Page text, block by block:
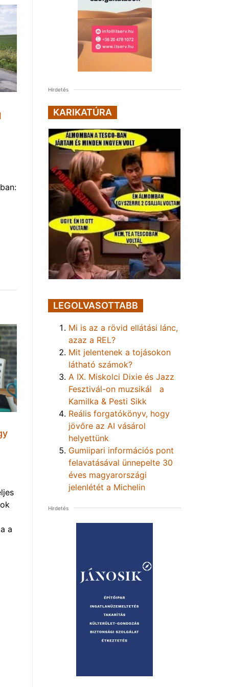
a
Hirdetés
KARIKATÚRA
LEGOLVASOTTABB
Mi is az a rövid ellátási lánc,
azaz a REL?
Mit jelentenek a tojásokon
látható számok?
A IX. Miskolci Dixie és Jazz
Fesztivál-on muzsikál a
Kamilka & Pesti Sikk
Reális forgatókönyv, hogy
jövőre az AI vásárol
helyettünk
Gumiipari információs pont
felavatásával ünnepelte 30
éves magyarországi
jelenlétét a Michelin
Hirdetés